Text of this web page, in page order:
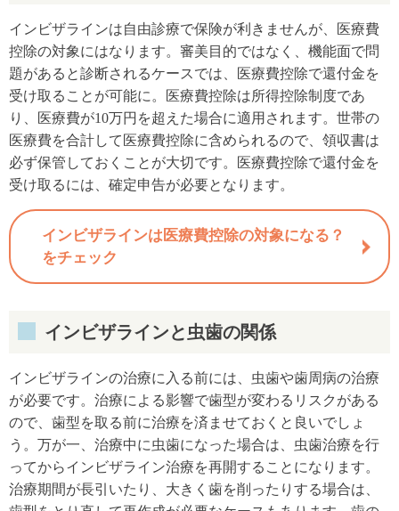
インビザラインは自由診療で保険が利きませんが、医療費
控除の対象にはなります。審美目的ではなく、機能面で問
題があると診断されるケースでは、医療費控除で還付金を
受け取ることが可能に。医療費控除は所得控除制度であ
り、医療費が10万円を超えた場合に適用されます。世帯の
医療費を合計して医療費控除に含められるので、領収書は
必ず保管しておくことが大切です。医療費控除で還付金を
受け取るには、確定申告が必要となります。
インビザラインは医療費控除の対象になる？
をチェック
インビザラインと虫歯の関係
インビザラインの治療に入る前には、虫歯や歯周病の治療
が必要です。治療による影響で歯型が変わるリスクがある
ので、歯型を取る前に治療を済ませておくと良いでしょ
う。万が一、治療中に虫歯になった場合は、虫歯治療を行
ってからインビザライン治療を再開することになります。
治療期間が長引いたり、大きく歯を削ったりする場合は、